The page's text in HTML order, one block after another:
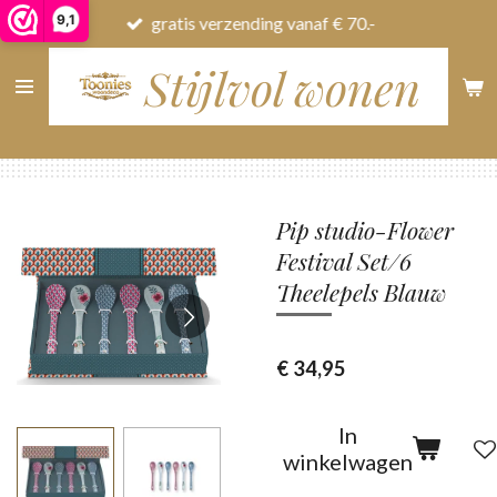
9,1
Ga
direct
naar
Stijlvol wonen
gratis verzending vanaf € 70.-
Pip studio-Flower
Festival Set/6
Theelepels Blauw
€ 34,95
In
winkelwagen